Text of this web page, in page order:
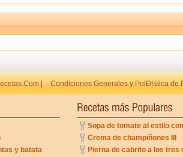
| Condiciones Generales y PolÐ½tica de
y batata
Sopa de tomate al estilo
Crema de champiñones III
Pierna de cabrito a los tres